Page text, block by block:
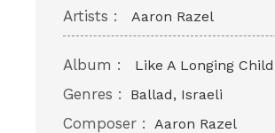
Artists : Aaron Razel
Album : Like A Longing Child
Genres : Ballad, Israeli
Composer : Aaron Razel